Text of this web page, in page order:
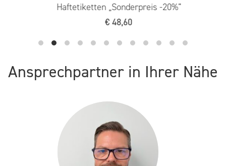
Haftetiketten „Sonderpreis -20%“
€48,60
Ansprechpartner in Ihrer Nähe